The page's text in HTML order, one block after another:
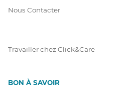
Nous Contacter
Travailler chez Click&Care
BON À SAVOIR